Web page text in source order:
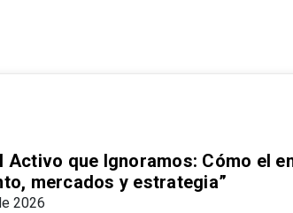
Activo que Ignoramos: Cómo el
mercados y estrategia”
2026